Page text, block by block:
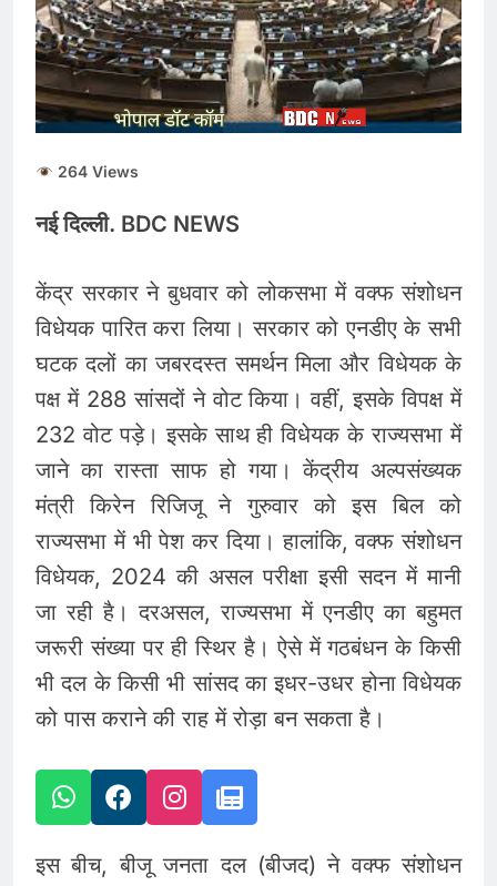
सकारात्मक शुरुआत, सेंसेक्स-
निफ्टी हरे निशान पर खुले;
क्रूड ऑयल में नरमी
August 6, 2026
6 अगस्त 2026 पंचांग, मूलांक
और राशिफल: जानिए आज का
दिन आपके लिए कैसा रहेगा
August 6, 2026
264 Views
नई दिल्ली. BDC NEWS
केंद्र सरकार ने बुधवार को लोकसभा में वक्फ संशोधन
विधेयक पारित करा लिया। सरकार को एनडीए के सभी
घटक दलों का जबरदस्त समर्थन मिला और विधेयक के
पक्ष में 288 सांसदों ने वोट किया। वहीं, इसके विपक्ष में
232 वोट पड़े। इसके साथ ही विधेयक के राज्यसभा में
जाने का रास्ता साफ हो गया। केंद्रीय अल्पसंख्यक
मंत्री किरेन रिजिजू ने गुरुवार को इस बिल को
राज्यसभा में भी पेश कर दिया। हालांकि, वक्फ संशोधन
विधेयक, 2024 की असल परीक्षा इसी सदन में मानी
जा रही है। दरअसल, राज्यसभा में एनडीए का बहुमत
जरूरी संख्या पर ही स्थिर है। ऐसे में गठबंधन के किसी
भी दल के किसी भी सांसद का इधर-उधर होना विधेयक
को पास कराने की राह में रोड़ा बन सकता है।
इस बीच, बीजू जनता दल (बीजद) ने वक्फ संशोधन